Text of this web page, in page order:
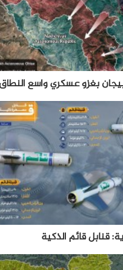
بغزو عسكري واسع النطاق
قنابل قائم الذكية